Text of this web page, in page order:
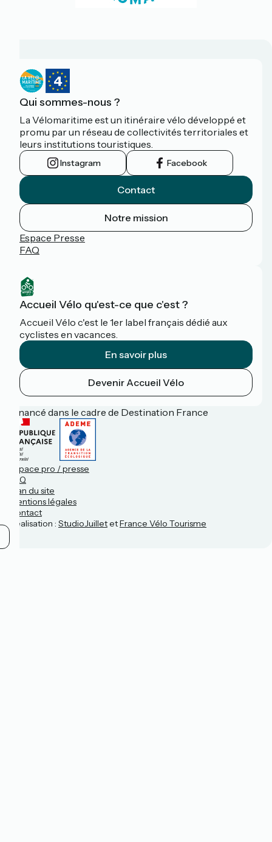
Qui sommes-nous ?
La Vélomaritime est un itinéraire vélo développé et
promu par un réseau de collectivités territoriales et
leurs institutions touristiques.
Instagram Facebook
Contact
Notre mission
Espace Presse
FAQ
Accueil Vélo qu'est-ce que c'est ?
Accueil Vélo c'est le 1er label français dédié aux
cyclistes en vacances.
En savoir plus
Devenir Accueil Vélo
Financé dans le cadre de Destination France
Espace pro / presse
FAQ
Plan du site
Mentions légales
Contact
Réalisation : StudioJuilletetFrance Vélo Tourisme